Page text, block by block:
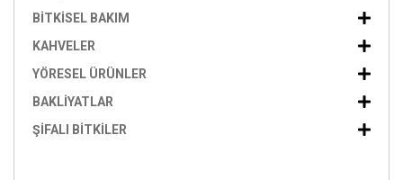
BITKISEL BAKIM
KAHVELER
YÖRESEL ÜRÜNLER
BAKLIYATLAR
ŞIFALI BITKILER